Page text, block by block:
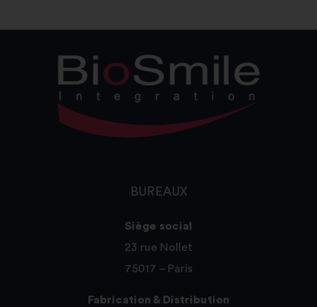
BUREAUX
Siège social
23 rue Nollet
75017 – Paris
Fabrication & Distribution